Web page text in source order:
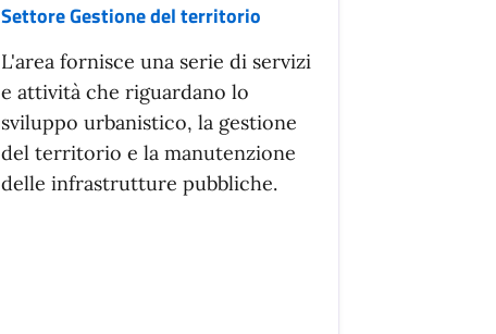
Settore Gestione del territorio
L'area fornisce una serie di servizi
e attività che riguardano lo
sviluppo urbanistico, la gestione
del territorio e la manutenzione
delle infrastrutture pubbliche.